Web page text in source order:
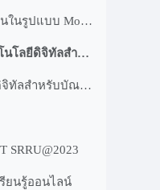
การจัดการบทเรียนในรูปแบบ Mobile Apps
Week1-ทักษะเทคโนโลยีดิจิทัลสำหรับบัณฑิตศึกษาสู่สังคมดิจิทัลในอนาคต
Intro เทคโนโลยีดิจิทัลสำหรับบัณฑิตศึกษา2023
SRRU@2023
ยนรู้ออนไลน์